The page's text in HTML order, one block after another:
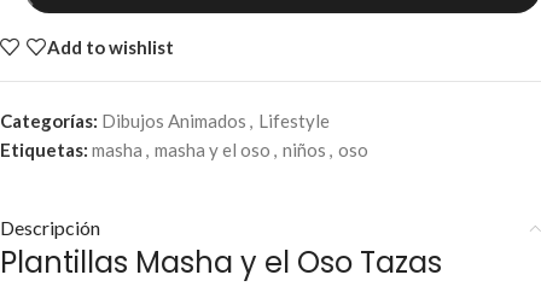
Add to wishlist
Categorías: Dibujos Animados , Lifestyle
Etiquetas: masha , masha y el oso , niños , oso
Descripción
Plantillas Masha y el Oso Tazas